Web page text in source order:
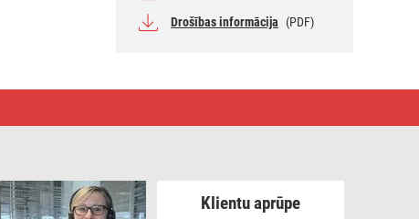
Drošības informācija (PDF)
Klientu aprūpe